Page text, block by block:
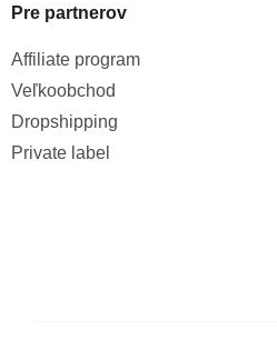
Pre partnerov
Affiliate program
Veľkoobchod
Dropshipping
Private label